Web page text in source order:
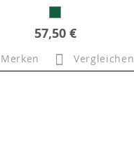
57,50 €
Merken Vergleichen